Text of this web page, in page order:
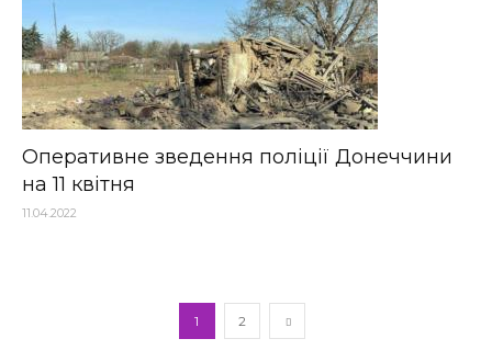
Оперативне зведення поліції Донеччини
на 11 квітня
11.04.2022
1 2